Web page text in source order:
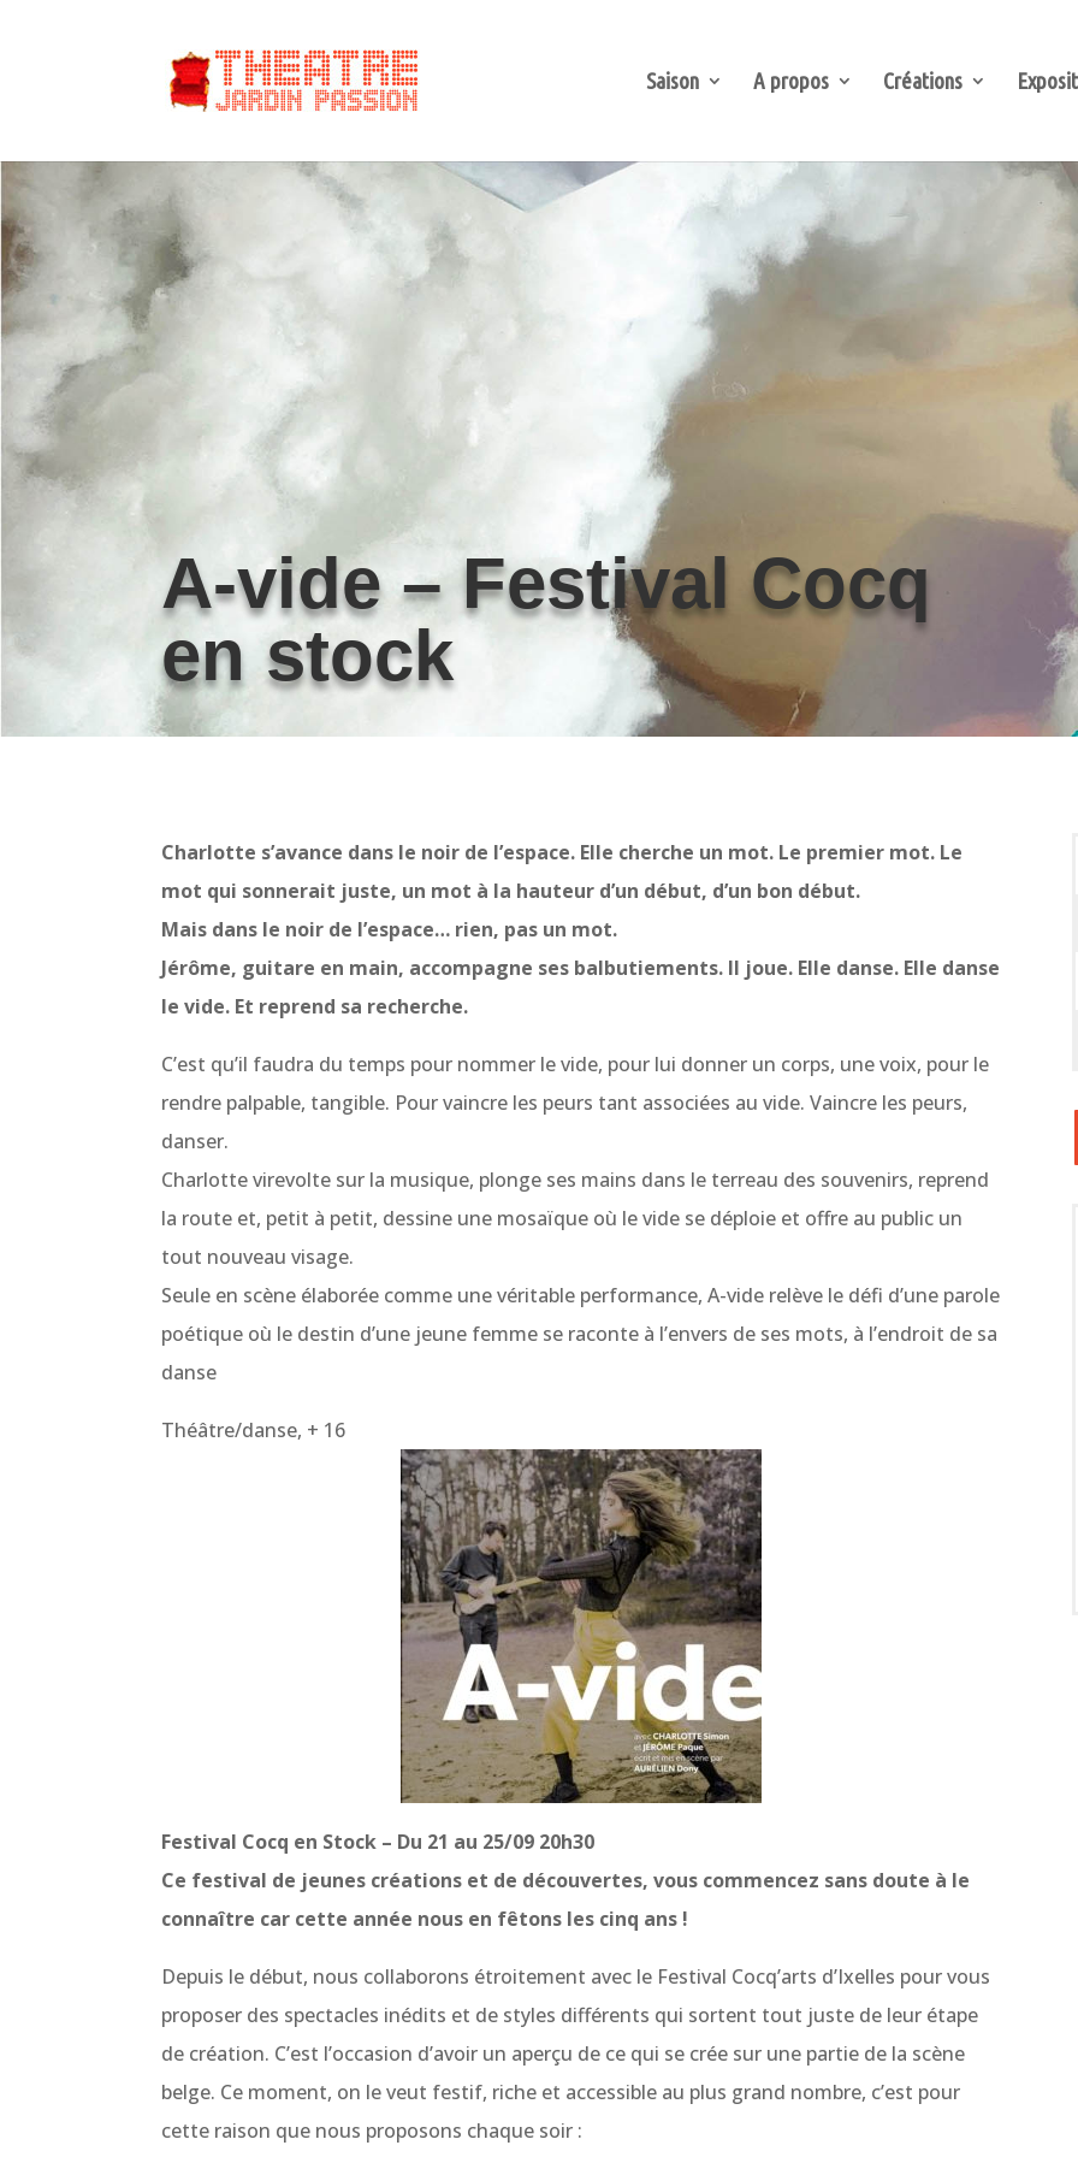
Saison A propos Créations
A-vide – Festival Cocq
en stock
Charlotte s’avance dans le noir de l’espace. Elle cherche un mot. Le premier mot. Le
mot qui sonnerait juste, un mot à la hauteur d’un début, d’un bon début.
Mais dans le noir de l’espace… rien, pas un mot.
Jérôme, guitare en main, accompagne ses balbutiements. Il joue. Elle danse. Elle danse
le vide. Et reprend sa recherche.
C’est qu’il faudra du temps pour nommer le vide, pour lui donner un corps, une voix, pour le
rendre palpable, tangible. Pour vaincre les peurs tant associées au vide. Vaincre les peurs,
danser.
Charlotte virevolte sur la musique, plonge ses mains dans le terreau des souvenirs, reprend
la route et, petit à petit, dessine une mosaïque où le vide se déploie et offre au public un
tout nouveau visage.
Seule en scène élaborée comme une véritable performance, A-vide relève le défi d’une parole
poétique où le destin d’une jeune femme se raconte à l’envers de ses mots, à l’endroit de sa
danse
Théâtre/danse, + 16
Festival Cocq en Stock – Du 21 au 25/09 20h30
Ce festival de jeunes créations et de découvertes, vous commencez sans doute à le
connaître car cette année nous en fêtons les cinq ans !
Depuis le début, nous collaborons étroitement avec le Festival Cocq’arts d’Ixelles pour vous
proposer des spectacles inédits et de styles différents qui sortent tout juste de leur étape
de création. C’est l’occasion d’avoir un aperçu de ce qui se crée sur une partie de la scène
belge. Ce moment, on le veut festif, riche et accessible au plus grand nombre, c’est pour
cette raison que nous proposons chaque soir :